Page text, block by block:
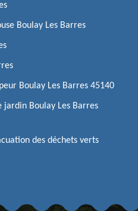
Boulay Les Barres
Boulay Les Barres 45140
jardin Boulay Les Barres
des déchets verts